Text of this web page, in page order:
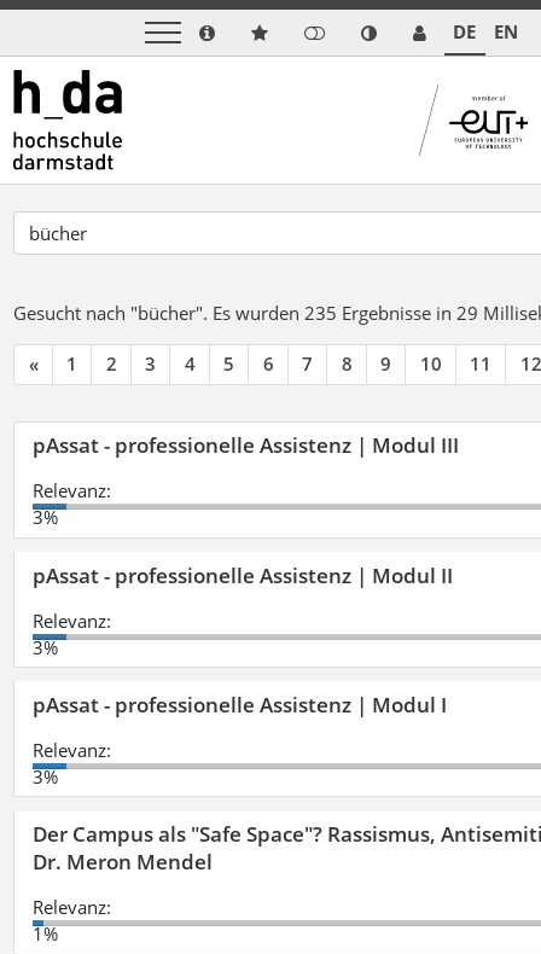
DE EN
Gesucht nach "bücher". Es wurden 235 Ergebnisse in 29
« 1 2 3 4 5 6 7 8 9 10 11 12
pAssat - professionelle Assistenz | Modul III
Relevanz:
3%
pAssat - professionelle Assistenz | Modul II
Relevanz:
3%
pAssat - professionelle Assistenz | Modul I
Relevanz:
3%
Der Campus als "Safe Space"? Rassismus,
Dr. Meron Mendel
Relevanz:
1%